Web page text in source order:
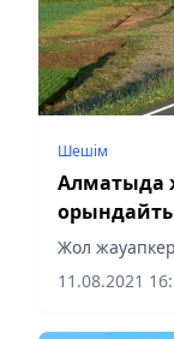
Шешім
Алматыда
Жол
11.08.2021